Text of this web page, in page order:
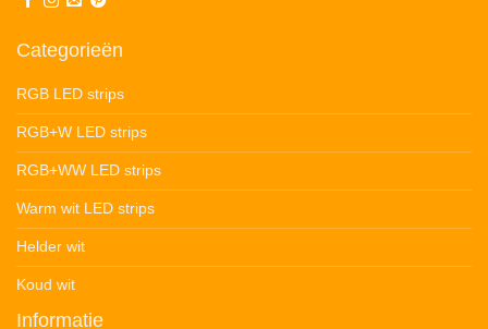
Categorieën
RGB LED strips
RGB+W LED strips
RGB+WW LED strips
Warm wit LED strips
Helder wit
Koud wit
Informatie